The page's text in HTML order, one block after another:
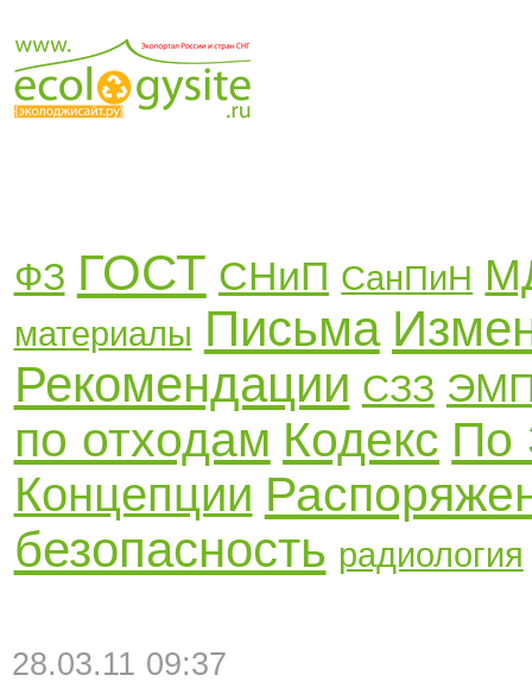
ФЗ ГОСТ СНиП СанПиН
материалы Письма
Рекомендации СЗЗ
по отходам Кодекс По
Концепции
безопасность радиология
28.03.11 09:37